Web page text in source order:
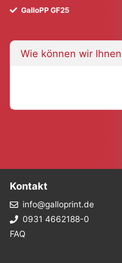
GalloPP GF25
Wie können wir
Kontakt
info@galloprint.de
0931 4662188-0
FAQ